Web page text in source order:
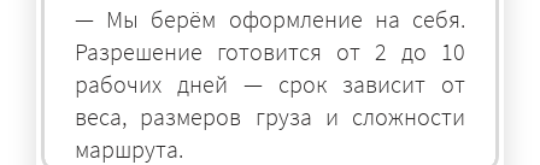
— Мы берём оформление на себя.
Разрешение готовится от 2 до 10
рабочих дней — срок зависит от
веса, размеров груза и сложности
маршрута.